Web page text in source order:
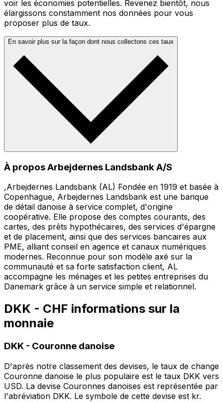
voir les économies potentielles. Revenez bientôt, nous
élargissons constamment nos données pour vous
proposer plus de taux.
En savoir plus sur la façon dont nous collectons ces taux
À propos Arbejdernes Landsbank A/S
,Arbejdernes Landsbank (AL) Fondée en 1919 et basée à
Copenhague, Arbejdernes Landsbank est une banque
de détail danoise à service complet, d'origine
coopérative. Elle propose des comptes courants, des
cartes, des prêts hypothécaires, des services d'épargne
et de placement, ainsi que des services bancaires aux
PME, alliant conseil en agence et canaux numériques
modernes. Reconnue pour son modèle axé sur la
communauté et sa forte satisfaction client, AL
accompagne les ménages et les petites entreprises du
Danemark grâce à un service simple et relationnel.
DKK - CHF informations sur la
monnaie
DKK - Couronne danoise
D'après notre classement des devises, le taux de change
Couronne danoise le plus populaire est le taux DKK vers
USD. La devise Couronnes danoises est représentée par
l'abréviation DKK. Le symbole de cette devise est kr.